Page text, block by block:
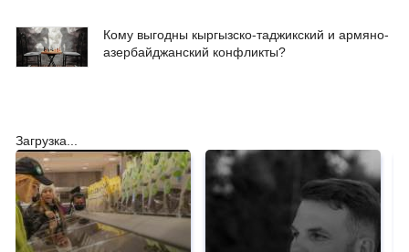
Кому выгодны кыргызско-таджикский и армяно-
азербайджанский конфликты?
Загрузка...